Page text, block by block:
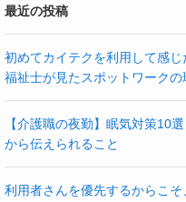
最近の投稿
初めてカイテクを利用して感
福祉士が見たスポットワークの
【介護職の夜勤】眠気対策10
から伝えられること
利用者さんを優先するからこ